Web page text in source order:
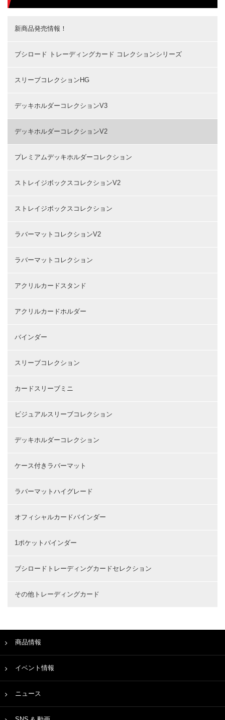
新商品発売情報！
ブシロード トレーディングカード コレクションシリーズ
スリーブコレクションHG
デッキホルダーコレクションV3
デッキホルダーコレクションV2
プレミアムデッキホルダーコレクション
ストレイジボックスコレクションV2
ストレイジボックスコレクション
ラバーマットコレクションV2
ラバーマットコレクション
アクリルカードスタンド
アクリルカードホルダー
バインダー
スリーブコレクション
カードスリーブミニ
ビジュアルスリーブコレクション
デッキホルダーコレクション
ケース付きラバーマット
ラバーマットハイグレード
オフィシャルカードバインダー
1ポケットバインダー
ブシロードトレーディングカードセレクション
その他トレーディングカード
商品情報
イベント情報
ニュース